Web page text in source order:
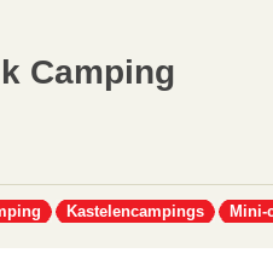
Camping
Kastelencampings Mini-